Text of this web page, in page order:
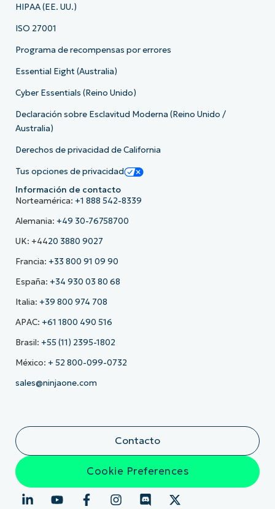
HIPAA (EE. UU.)
ISO 27001
Programa de recompensas por errores
Essential Eight (Australia)
Cyber Essentials (Reino Unido)
Declaración sobre Esclavitud Moderna (Reino Unido /
Australia)
Derechos de privacidad de California
Tus opciones de privacidad
Información de contacto
Norteamérica: +1 888 542-8339
Alemania: +49 30-76758700
UK: +4420 3880 9027
Francia: +33 800 91 09 90
España: +34 930 03 80 68
Italia: +39 800 974 708
APAC: +61 1800 490 516
Brasil: +55 (11) 2395-1802
México: + 52 800-099-0732
sales@ninjaone.com
Contacto
Cookie Preferences